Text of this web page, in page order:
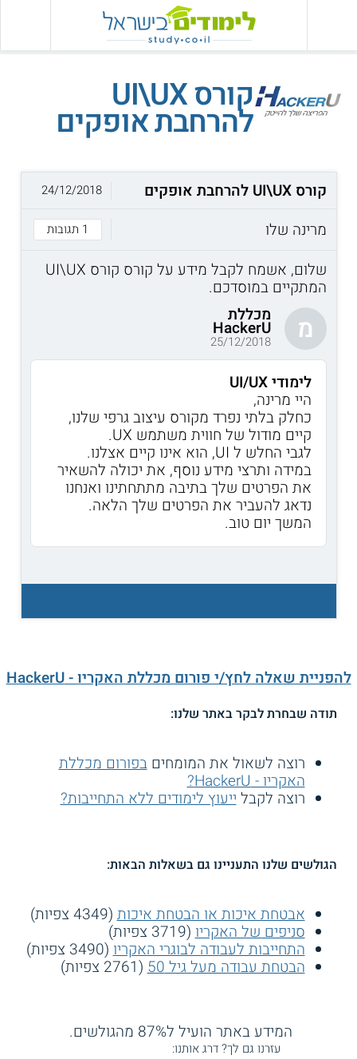
קורס UI\UX
להרחבת אופקים
קורס UI\UX להרחבת אופקים
מרינה שלו
1 תגובות
24/12/2018
שלום, אשמח לקבל מידע על קורס קורס UI\UX
המתקיים במוסדכם.
מ מכללת
HackerU
25/12/2018
לימודי UI/UX
היי מרינה,
כחלק בלתי נפרד מקורס עיצוב גרפי שלנו,
קיים מודול של חווית משתמש UX.
לגבי החלש ל UI, הוא אינו קיים אצלנו.
במידה ותרצי מידע נוסף, את יכולה להשאיר
את הפרטים שלך בתיבה מתתחתינו ואנחנו
נדאג להעביר את הפרטים שלך הלאה.
המשך יום טוב.
להפניית שאלה לחץ/י פורום מכללת האקריו - HackerU
תודה שבחרת לבקר באתר שלנו:
רוצה לשאול את המומחיםבפורום מכללת
האקריו - HackerU?
רוצה לקבלייעוץ לימודים ללא התחייבות?
הגולשים שלנו התעניינו גם בשאלות הבאות:
אבטחת איכות או הבטחת איכות(4349 צפיות)
סניפים של האקריו(3719 צפיות)
התחייבות לעבודה לבוגרי האקריו(3490 צפיות)
הבטחת עבודה מעל גיל 50 (2761 צפיות)
המידע באתר הועיל ל87% מהגולשים.
עזרנו גם לך? דרג אותנו: